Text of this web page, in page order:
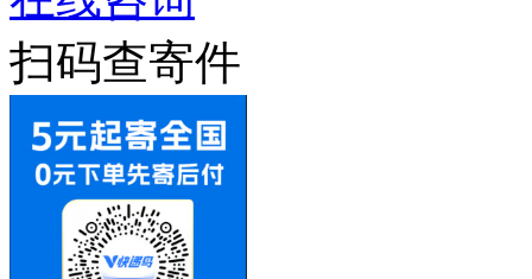
扫码查寄件